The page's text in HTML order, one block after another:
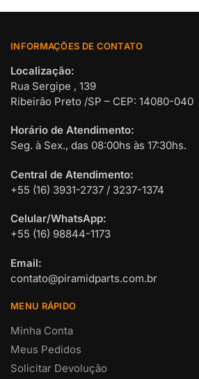
INFORMAÇÕES DE CONTATO
Localização:
Rua Sergipe , 139
Ribeirão Preto /SP – CEP: 14080-040
Horário de Atendimento:
Seg. à Sex., das 08:00hs às 17:30hs.
Central de Atendimento:
+55 (16) 3931-2737 / 3237-1374
Celular/WhatsApp:
+55 (16) 98844-1173
Email:
contato@piramidparts.com.br
MENU RÁPIDO
Minha Conta
Meus Pedidos
Solicitar Devolução